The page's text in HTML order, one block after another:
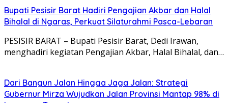
Bupati Pesisir Barat Hadiri Pengajian Akbar dan Halal
Bihalal di Ngaras, Perkuat Silaturahmi Pasca-Lebaran
PESISIR BARAT – Bupati Pesisir Barat, Dedi Irawan,
menghadiri kegiatan Pengajian Akbar, Halal Bihalal, dan…
Dari Bangun Jalan Hingga Jaga Jalan: Strategi
Gubernur Mirza Wujudkan Jalan Provinsi Mantap 98% di